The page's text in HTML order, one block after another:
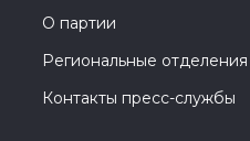
О партии
Региональные отделения
Контакты пресс-службы